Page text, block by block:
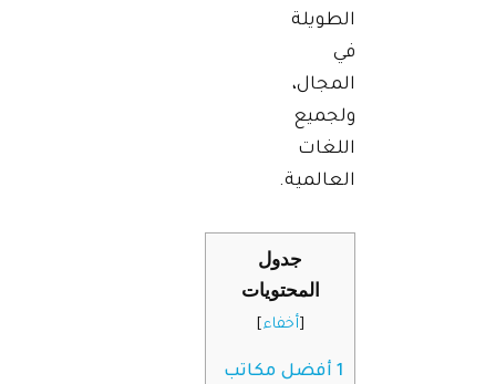
الطويلة
في
المجال،
ولجميع
اللغات
العالمية.
جدول
المحتويات
[أخفاء]
1 أفضل مكاتب